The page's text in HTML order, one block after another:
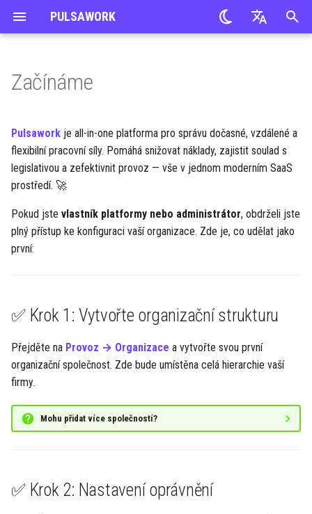
PULSAWORK
e
c
s
e
v
y
h
t
✅ Krok 1: Vytvořte organizační
✅ Krok 2: Nastavení oprávnění
✅ Krok 3: Pozvěte uživatele
📚 Zdroje, které můžete
prozkoumat
📊 Řízení projektů
💼 Prodeje
Implementace PULSAWORK
Onboarding
Import dat
Funkce
Seznam změn
Náborová agentura
Kandidáti
Pracovní nabídky
Reakční formuláře
Pozice
Víz a pobyty
Zaměstnanci
Dodatky
Ukončení
Mzdy
Úkoly
Projekty
Výkazy času
Dodavatelé a Odběratelé
Obchodní smlouvy
Objednávky
Platby
CRM
Cenové nabídky
Schválení
Ubytování
Případy
Reporty
Profil
Začínáme
Pulsawork je all-in-one platforma pro správu dočasné, vzdálené a
flexibilní pracovní síly. Pomáhá snižovat náklady, zajistit soulad s
legislativou a zefektivnit provoz — vše v jednom moderním SaaS
prostředí. 🚀
Pokud jste vlastník platformy nebo administrátor, obdrželi jste
plný přístup ke konfiguraci vaší organizace. Zde je, co udělat jako
první:
✅ Krok 1: Vytvořte organizační strukturu
Přejděte na Provoz → Organizace a vytvořte svou první
organizační společnost. Zde bude umístěna celá hierarchie vaší
firmy.
Mohu přidat více společností?
✅ Krok 2: Nastavení oprávnění